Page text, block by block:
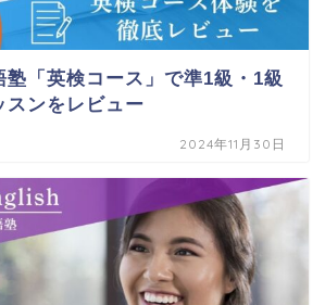
塾「英検コース」で準1級・1級
スンをレビュー
2024年11月30日